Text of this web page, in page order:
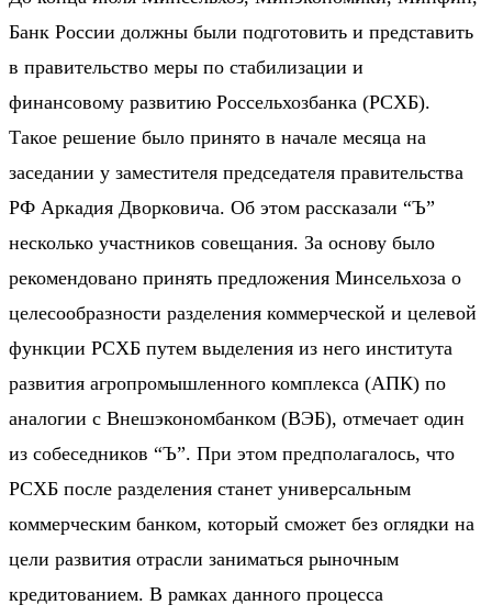
Банк России должны были подготовить и представить
в правительство меры по стабилизации и
финансовому развитию Россельхозбанка (РСХБ).
Такое решение было принято в начале месяца на
заседании у заместителя председателя правительства
РФ Аркадия Дворковича. Об этом рассказали “Ъ”
несколько участников совещания. За основу было
рекомендовано принять предложения Минсельхоза о
целесообразности разделения коммерческой и целевой
функции РСХБ путем выделения из него института
развития агропромышленного комплекса (АПК) по
аналогии с Внешэкономбанком (ВЭБ), отмечает один
из собеседников “Ъ”. При этом предполагалось, что
РСХБ после разделения станет универсальным
коммерческим банком, который сможет без оглядки на
цели развития отрасли заниматься рыночным
кредитованием. В рамках данного процесса